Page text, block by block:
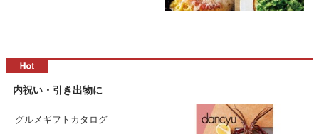
内祝い・引き出物に
グルメギフトカタログ